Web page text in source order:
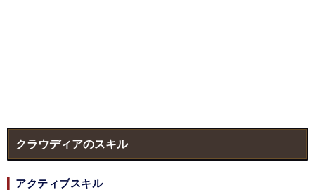
クラウディアのスキル
アクティブスキル